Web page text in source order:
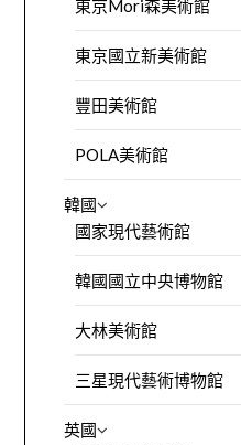
東京Mori森美術館
東京國立新美術館
豐田美術館
POLA美術館
韓國
國家現代藝術館
韓國國立中央博物館
大林美術館
三星現代藝術博物館
英國